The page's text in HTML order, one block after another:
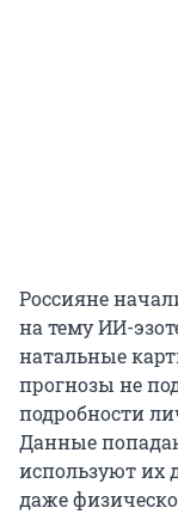
Россияне
на тему ИИ-
натальные
прогнозы не
подробности
Данные
используют их
даже